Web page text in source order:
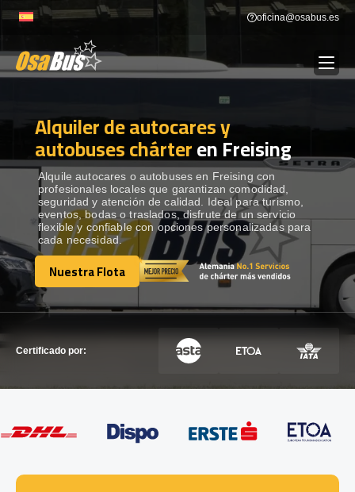
to
oficina@osabus.es
ALQUILER DE AUTOCARES
DESTINOS Show dropdown
RECORRIDAS Show dropdown
FLOTA
Alquiler de autocares y
autobuses chárteren Freising
Alquile autocares o autobuses en Freising con
profesionales locales que garantizan comodidad,
seguridad y atención de calidad. Ideal para turismo,
eventos, bodas o traslados, disfrute de un servicio
flexible y confiable con opciones personalizadas para
cada necesidad.
Nuestra Flota
Nuestra Flota
Certificado por: